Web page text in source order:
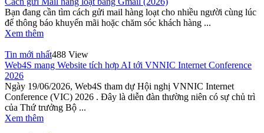
Bạn đang cần tìm cách gửi mail hàng loạt cho nhiều người cùng lúc
để thông báo khuyến mãi hoặc chăm sóc khách hàng ...
Xem thêm
Tin mới nhất488 View
Web4S mang Website tích hợp AI tới VNNIC Internet Conference
2026
Ngày 19/06/2026, Web4S tham dự Hội nghị VNNIC Internet
Conference (VIC) 2026 . Đây là diễn đàn thường niên có sự chủ trì
của Thứ trưởng Bộ ...
Xem thêm